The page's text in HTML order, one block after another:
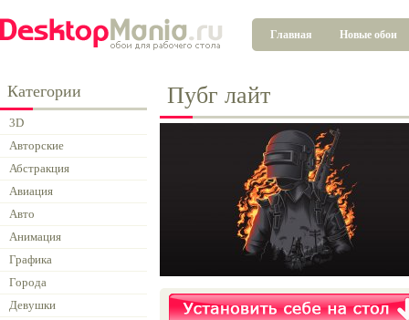
Главная Новые обои
Категории
3D
Авторские
Абстракция
Авиация
Авто
Анимация
Графика
Города
Девушки
Пубг лайт